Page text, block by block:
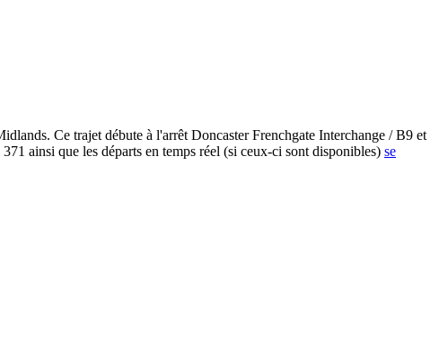
Ce trajet débute à l'arrêt Doncaster Frenchgate Interchange / B9 et
ainsi que les départs en temps réel (si ceux-ci sont disponibles) se